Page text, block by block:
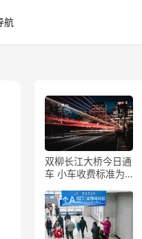
航
双柳长江大桥今日通
车 小车收费标准为